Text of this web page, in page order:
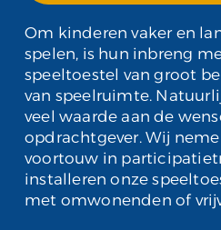
Om kinderen vaker en
spelen, is hun inbreng
speeltoestel van groot
van speelruimte.
veel waarde aan de
opdrachtgever. Wij
voortouw in
installeren onze
met omwonenden of